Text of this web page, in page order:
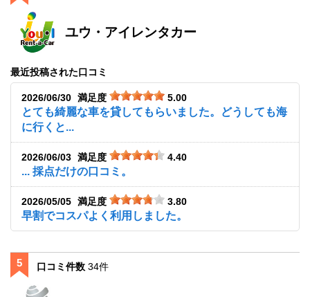
ユウ・アイレンタカー
最近投稿された口コミ
2026/06/30 満足度 5.00
とても綺麗な車を貸してもらいました。どうしても海
に行くと...
2026/06/03 満足度 4.40
... 採点だけの口コミ。
2026/05/05 満足度 3.80
早割でコスパよく利用しました。
口コミ件数 34件
5